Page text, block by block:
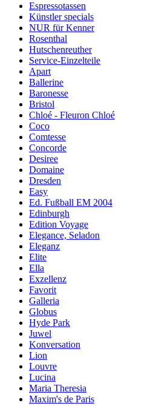
Espressotassen
Künstler specials
NUR für Kenner
Rosenthal
Hutschenreuther
Service-Einzelteile
Apart
Ballerine
Baronesse
Bristol
Chloé - Fleuron Chloé
Coco
Comtesse
Concorde
Desiree
Domaine
Dresden
Easy
Ed. Fußball EM 2004
Edinburgh
Edition Voyage
Elegance, Seladon
Eleganz
Elite
Ella
Exzellenz
Favorit
Galleria
Globus
Hyde Park
Juwel
Konversation
Lion
Louvre
Lucina
Maria Theresia
Maxim's de Paris